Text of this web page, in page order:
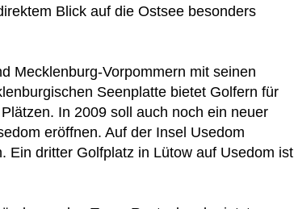
Blick auf die Ostsee besonders
Mecklenburg-Vorpommern mit seinen
Seenplatte bietet Golfern für
In 2009 soll auch noch ein neuer
eröffnen. Auf der Insel Usedom
Ein dritter Golfplatz in Lütow auf Usedom ist